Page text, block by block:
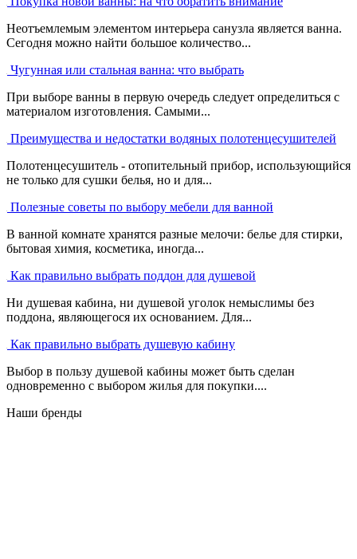
Неотъемлемым элементом интерьера санузла является ванна.
Сегодня можно найти большое количество...
Чугунная или стальная ванна: что выбрать
При выборе ванны в первую очередь следует определиться с
материалом изготовления. Самыми...
Преимущества и недостатки водяных полотенцесушителей
Полотенцесушитель - отопительный прибор, использующийся
не только для сушки белья, но и для...
Полезные советы по выбору мебели для ванной
В ванной комнате хранятся разные мелочи: белье для стирки,
бытовая химия, косметика, иногда...
Как правильно выбрать поддон для душевой
Ни душевая кабина, ни душевой уголок немыслимы без
поддона, являющегося их основанием. Для...
Как правильно выбрать душевую кабину
Выбор в пользу душевой кабины может быть сделан
одновременно с выбором жилья для покупки....
Наши бренды